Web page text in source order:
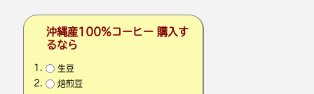
沖縄産100％コーヒー 購入す
るなら
生豆
焙煎豆